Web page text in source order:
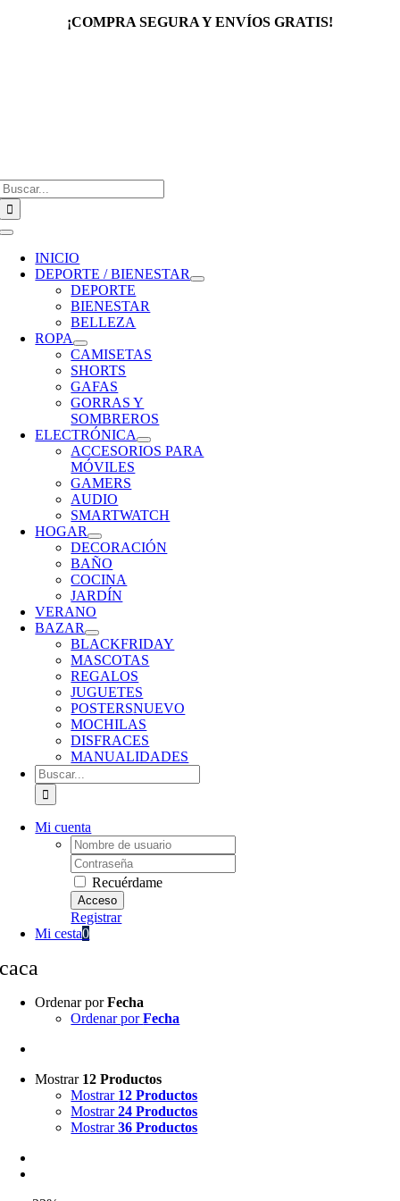
¡COMPRA SEGURA Y ENVÍOS GRATIS!
Toggle
Navigation
INICIO
DEPORTE / BIENESTAR
DEPORTE
BIENESTAR
BELLEZA
ROPA
CAMISETAS
SHORTS
GAFAS
GORRAS Y
SOMBREROS
ELECTRÓNICA
ACCESORIOS PARA
MÓVILES
GAMERS
AUDIO
SMARTWATCH
HOGAR
DECORACIÓN
BAÑO
COCINA
JARDÍN
VERANO
BAZAR
BLACKFRIDAY
MASCOTAS
REGALOS
JUGUETES
POSTERSNUEVO
MOCHILAS
DISFRACES
MANUALIDADES
Buscar:
Mi cuenta
Username:
Password:
Recuérdame
Registrar
Mi cesta0
caca
Ordenar porFecha
Ordenar porFecha
Mostrar 12 Productos
Mostrar 12 Productos
Mostrar24 Productos
Mostrar36 Productos